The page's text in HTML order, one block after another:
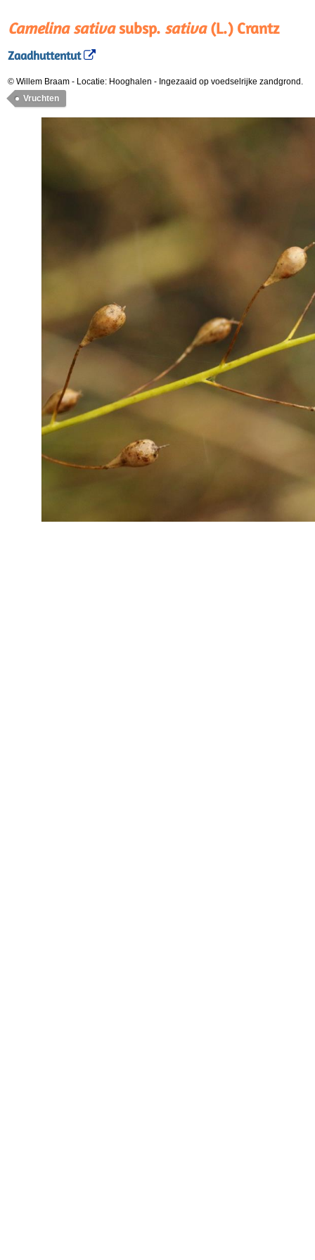
Camelina sativasubsp. sativa(L.) Crantz
Zaadhuttentut
© Willem Braam - Locatie: Hooghalen - Ingezaaid op voedselrijke zandgrond.
Vruchten